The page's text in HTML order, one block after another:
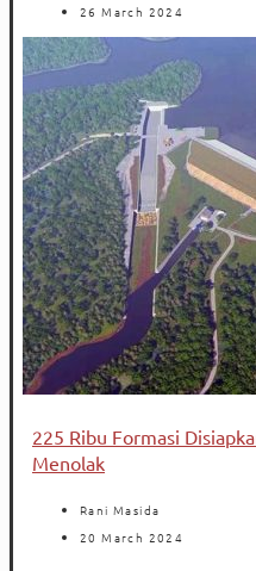
26 March 2024
225 Ribu Formasi
Menolak
Rani Masida
20 March 2024